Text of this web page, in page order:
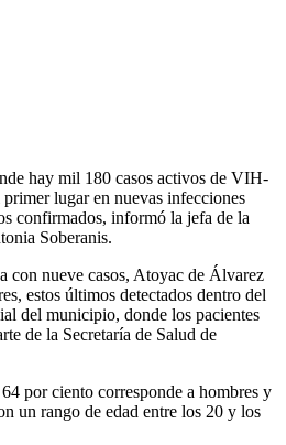
hay mil 180 casos activos de VIH-
lugar en nuevas infecciones
confirmados, informó la jefa de la
Soberanis.
con nueve casos, Atoyac de Álvarez
estos últimos detectados dentro del
del municipio, donde los pacientes
de la Secretaría de Salud de
por ciento corresponde a hombres y
un rango de edad entre los 20 y los